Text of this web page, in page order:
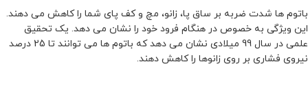
باتوم ها شدت ضربه بر ساق پا، زانو، مچ و کف پای شما را کاهش می دهند.
این ویژگی به خصوص در هنگام فرود خود را نشان می دهد. یک تحقیق
علمی در سال 99 میلادی نشان می دهد که باتوم ها می توانند تا 25 درصد
نیروی فشاری بر روی زانوها را کاهش دهند.